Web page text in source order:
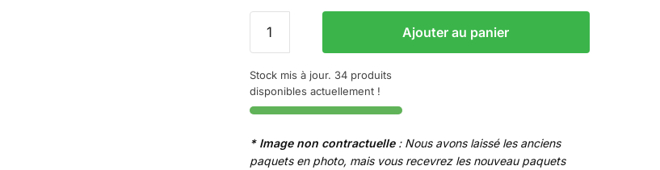
Djarum
Vanille
Ajouter au panier
Stock mis à jour. 34 produits
disponibles actuellement !
* Image non contractuelle: Nous avons laissé les anciens
paquets en photo, mais vous recevrez les nouveau paquets